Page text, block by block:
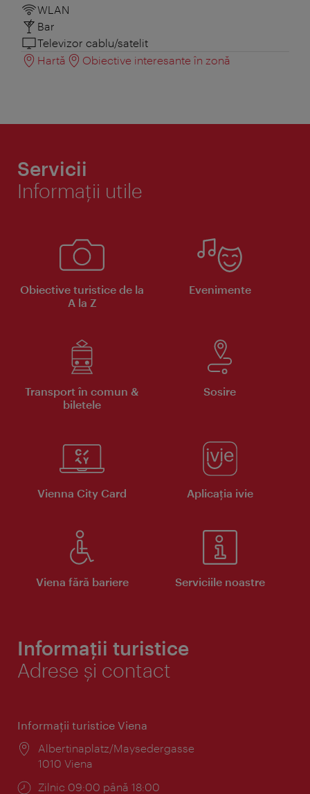
WLAN
Bar
Televizor cablu/satelit
Hartă
Obiective interesante în zonă
Servicii
Informaţii utile
Obiective turistice de la
A la Z
Evenimente
Transport în comun &
biletele
Sosire
Vienna City Card Aplicaţia ivie
Viena fără bariere Serviciile noastre
Informații turistice
Adrese și contact
Informaţii turistice Viena
Locul:
Albertinaplatz/Maysedergasse
1010 Viena
Program:
Zilnic 09:00 până 18:00